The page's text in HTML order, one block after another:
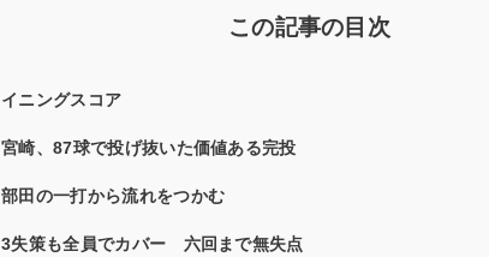
この記事の目次
イニングスコア
宮崎、87球で投げ抜いた価値ある完投
部田の一打から流れをつかむ
3失策も全員でカバー 六回まで無失点